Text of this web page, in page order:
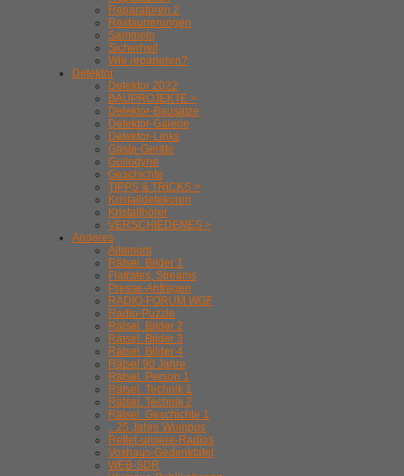
Reparaturen 2
Restaurierungen
Sammeln
Sicherheit
Wie reparieren?
Detektor
Detektor 2022
BAUPROJEKTE >
Detektor-Bausätze
Detektor-Galerie
Detektor-Links
Gäste-Geräte
Gollodyne
Geschichte
TIPPS & TRICKS >
Kristalldetekoren
Kristallhörer
VERSCHIEDENES >
Anderes
Altamont
Rätsel. Bilder 1
Flatrates, Streams
Presse-Anfragen
RADIO-FORUM WGF
Radio-Puzzle
Rätsel. Bilder 2
Rätsel. Bilder 3
Rätsel. Bilder 4
Rätsel 90 Jahre
Rätsel. Person 1
Rätsel. Technik 1
Rätsel. Technik 2
Rätsel. Geschichte 1
.. 25 Jahre Wumpus
Rettet-unsere-Radios
Voxhaus-Gedenktafel
WEB-SDR